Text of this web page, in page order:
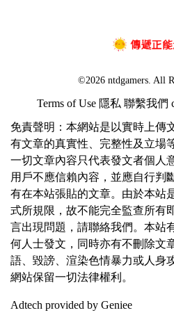
©2026 ntdgamers. All
Terms of Use 隱私 聯繫我們
免責聲明：本網站是以實時上傳
有文章的真實性、完整性及立場
一切文章內容只代表發文者個人
用戶不應信賴內容，並應自行判
有在本站張貼的文章。由於本站
式所規限，故不能完全監查所有
言出現問題，請聯絡我們。本站
何人士發文，同時亦有不刪除文
語、毀謗、渲染色情暴力或人身
網站保留一切法律權利。
Adtech provided by Geniee